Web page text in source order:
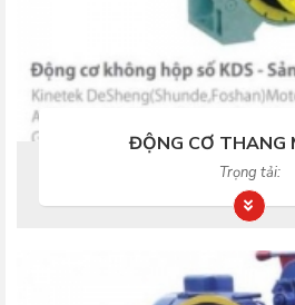
ĐỘNG CƠ THANG
Trọng tải: